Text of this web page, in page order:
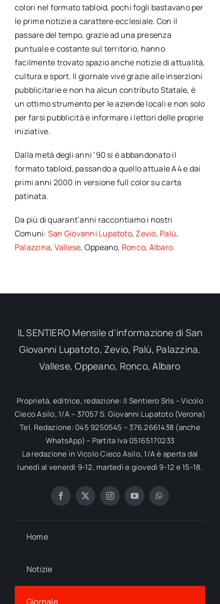
colori nel formato tabloid, pochi fogli bastavano per
le prime notizie a carattere ecclesiale. Con il
passare del tempo, grazie ad una presenza
puntuale e costante sul territorio, hanno
facilmente trovato spazio anche notizie di attualità,
cultura e sport. Il giornale vive grazie alle inserzioni
pubblicitarie e non ha alcun contributo Statale, è
un ottimo strumento per le aziende locali e non solo
per farsi pubblicità e informare i lettori delle proprie
iniziative.
Dalla metà degli anni ’90 si è abbandonato il
formato tabloid, passando a quello attuale A4 e dai
primi anni 2000 in versione full color su carta
patinata.
Da più di quarant’anni raccontiamo i nostri
Comuni: San Giovanni Lupatoto, Zevio, Palù,
Palazzina, Vallese, Oppeano, Ronco, Albaro
IL SENTIERO Mensile d’informazione di San
Giovanni Lupatoto, Zevio, Palù, Palazzina,
Vallese, Oppeano, Ronco, Albaro
Proprietà, editrice, redazione: Il Sentiero Srls – Vicolo
Cieco Asilo, 1/A – 37057 S. Giovanni Lupatoto (Verona)
Tel. Redazione: 045 9250545 – 376.2661438 (anche
WhatsApp) – Partita Iva 05165170233
La redazione in Vicolo Cieco Asilo, 1/A è aperta dal
lunedì al venerdì 9-12, martedì e giovedì 9-12 e 15-18.
Home
Notizie
Giornale